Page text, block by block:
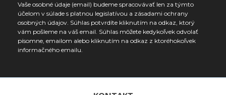
Vaše osobné údaje (email) budeme spracovávať len za týmto
účelom v súlade s platnou legislatívou a zásadami ochrany
osobných údajov. Súhlas potvrdíte kliknutím na odkaz, ktorý
vám pošleme na váš email. Súhlas môžete kedykoľvek odvolať
písomne, emailom alebo kliknutím na odkaz z ktoréhokoľvek
informačného emailu.